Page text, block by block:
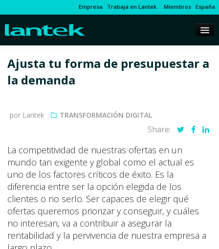
Empresa Trabaja en Lantek Miembros España
Ajusta tu forma de presupuestar a
la demanda
por Lantek TRANSFORMACIÓN DIGITAL
Share:
La competitividad de nuestras ofertas en un
mundo tan exigente y global como el actual es
uno de los factores críticos de éxito. Es la
diferencia entre ser la opción elegida de los
clientes o no serlo. Ser capaces de elegir qué
ofertas queremos priorizar y conseguir, y cuáles
no interesan, va a contribuir a asegurar la
rentabilidad y la pervivencia de nuestra empresa a